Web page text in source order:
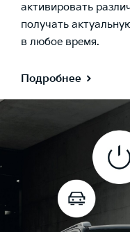
активировать
получать
в любое время.
Подробнее